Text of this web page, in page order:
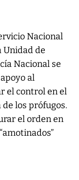
Nacional
Unidad de
Nacional se
al
el control en el
los prófugos.
el orden en